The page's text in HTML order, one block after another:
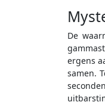
De
ergens
samen.